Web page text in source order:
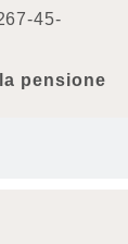
45-
pensione